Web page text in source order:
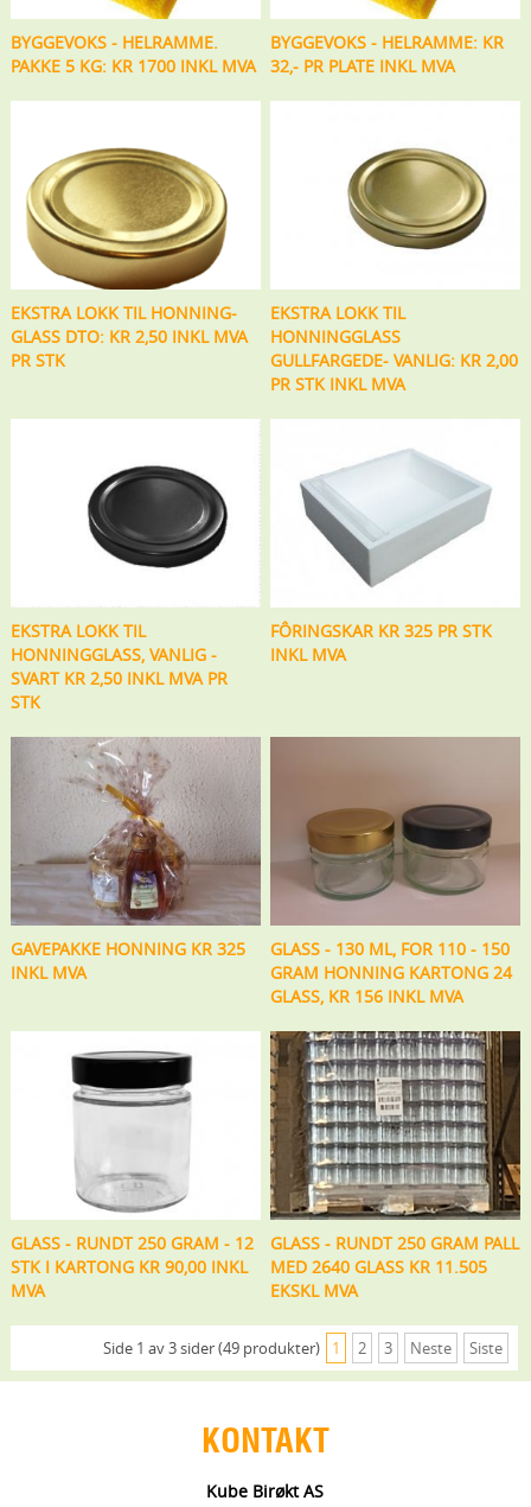
BYGGEVOKS - HELRAMME.
PAKKE 5 KG: KR 1700 INKL MVA
BYGGEVOKS - HELRAMME: KR
32,- PR PLATE INKL MVA
EKSTRA LOKK TIL HONNING-
GLASS DTO: KR 2,50 INKL MVA
PR STK
EKSTRA LOKK TIL
HONNINGGLASS
GULLFARGEDE- VANLIG: KR 2,00
PR STK INKL MVA
EKSTRA LOKK TIL
HONNINGGLASS, VANLIG -
SVART KR 2,50 INKL MVA PR
STK
FÔRINGSKAR KR 325 PR STK
INKL MVA
GAVEPAKKE HONNING KR 325
INKL MVA
GLASS - 130 ML, FOR 110 - 150
GRAM HONNING KARTONG 24
GLASS, KR 156 INKL MVA
GLASS - RUNDT 250 GRAM - 12
STK I KARTONG KR 90,00 INKL
MVA
GLASS - RUNDT 250 GRAM PALL
MED 2640 GLASS KR 11.505
EKSKL MVA
Side 1 av 3 sider (49 produkter) 1 2 3 Neste Siste
KONTAKT
Kube Birøkt AS